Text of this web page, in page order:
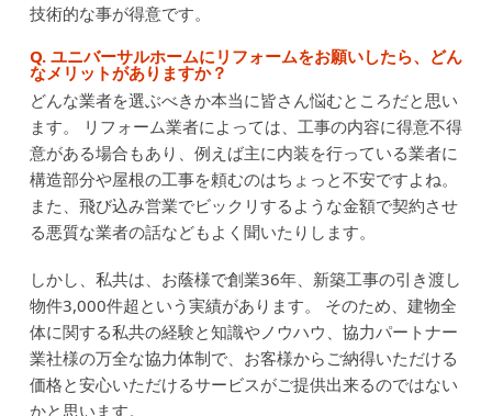
技術的な事が得意です。
Q. ユニバーサルホームにリフォームをお願いしたら、どん
なメリットがありますか？
どんな業者を選ぶべきか本当に皆さん悩むところだと思い
ます。
リフォーム業者によっては、工事の内容に得意不得
意がある場合もあり、例えば主に内装を行っている業者に
構造部分や屋根の工事を頼むのはちょっと不安ですよね。
また、飛び込み営業でビックリするような金額で契約させ
る悪質な業者の話などもよく聞いたりします。
しかし、私共は、お蔭様で創業36年、新築工事の引き渡し
物件3,000件超という実績があります。
そのため、建物全
体に関する私共の経験と知識やノウハウ、協力パートナー
業社様の万全な協力体制で、お客様からご納得いただける
価格と安心いただけるサービスがご提供出来るのではない
かと思います。